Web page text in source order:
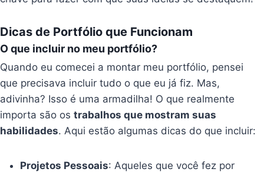
Dicas de Portfólio que Funcionam
O que incluir no meu portfólio?
Quando eu comecei a montar meu portfólio, pensei
que precisava incluir tudo o que eu já fiz. Mas,
adivinha? Isso é uma armadilha! O que realmente
importa são ostrabalhos que mostram suas
habilidades. Aqui estão algumas dicas do que incluir:
Projetos Pessoais: Aqueles que você fez por